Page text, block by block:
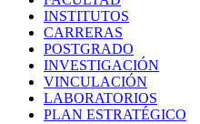
INSTITUTOS
CARRERAS
POSTGRADO
INVESTIGACIÓN
VINCULACIÓN
LABORATORIOS
PLAN ESTRATÉGICO